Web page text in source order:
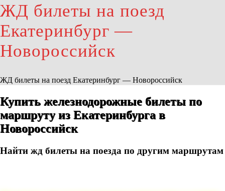
ЖД билеты на поезд
Екатеринбург —
Новороссийск
ЖД билеты на поезд Екатеринбург — Новороссийск
Купить железнодорожные билеты по
маршруту из Екатеринбурга в
Новороссийск
Найти жд билеты на поезда по другим маршрутам